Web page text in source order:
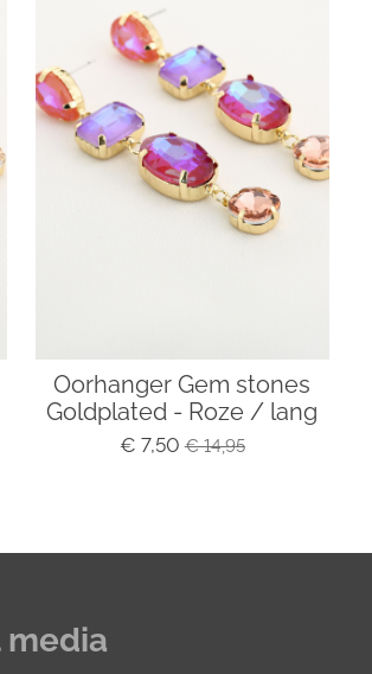
Oorhanger Gem stones
Goldplated - Roze / lang
€ 7,50 € 14,95
media